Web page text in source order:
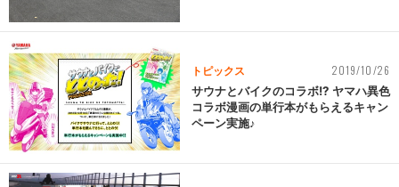
トピックス 2019/10/26
サウナとバイクのコラボ!? ヤマハ異色
コラボ漫画の単行本がもらえるキャン
ペーン実施♪